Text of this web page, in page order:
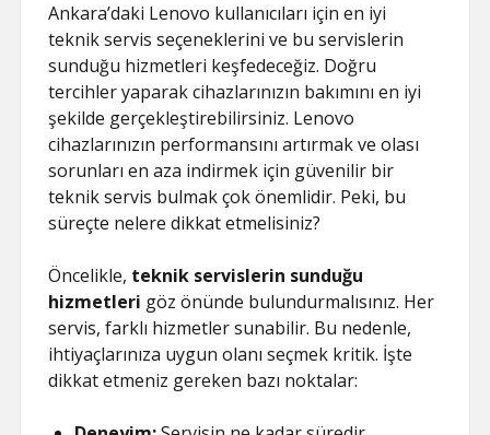
TWITTER FAVORI KASMA PARASIZ
TWITTER TAKIPÇI HILESI ŞIFRESIZ
Ankara’daki Lenovo kullanıcıları için en iyi
teknik servis seçeneklerini ve bu servislerin
sunduğu hizmetleri keşfedeceğiz. Doğru
tercihler yaparak cihazlarınızın bakımını en iyi
şekilde gerçekleştirebilirsiniz. Lenovo
cihazlarınızın performansını artırmak ve olası
sorunları en aza indirmek için güvenilir bir
teknik servis bulmak çok önemlidir. Peki, bu
süreçte nelere dikkat etmelisiniz?
Öncelikle, teknik servislerin sunduğu
hizmetleri göz önünde bulundurmalısınız. Her
servis, farklı hizmetler sunabilir. Bu nedenle,
ihtiyaçlarınıza uygun olanı seçmek kritik. İşte
dikkat etmeniz gereken bazı noktalar: